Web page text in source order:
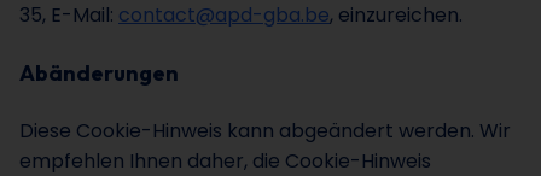
35, E-Mail: contact@apd-gba.be, einzureichen.
Abänderungen
Diese Cookie-Hinweis kann abgeändert werden. Wir
empfehlen Ihnen daher, die Cookie-Hinweis